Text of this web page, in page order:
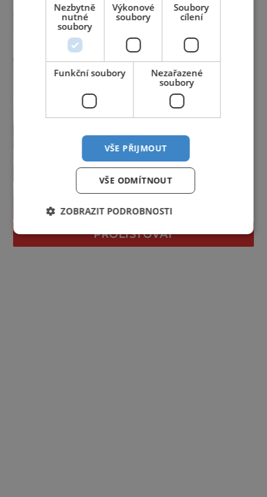
PROLISTOVAT
Nezbytně
nutné
soubory
Výkonové
soubory
Soubory
cílení
Funkční soubory
Nezařazené
soubory
VŠE PŘIJMOUT
VŠE ODMÍTNOUT
ZOBRAZIT PODROBNOSTI